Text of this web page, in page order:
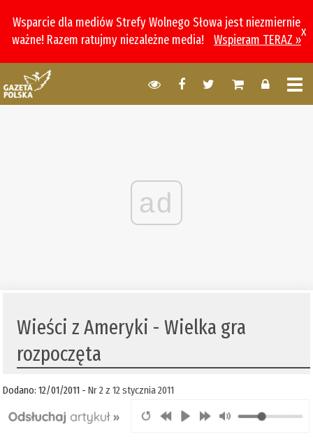
Wsparcie dla mediów Strefy Wolnego Słowa jest niezmiernie
ważne! Razem ratujmy niezależne media!
Wspieram TERAZ »
x
ad
Wieści z Ameryki - Wielka gra
rozpoczęta
Dodano: 12/01/2011 -Nr 2 z 12 stycznia 2011